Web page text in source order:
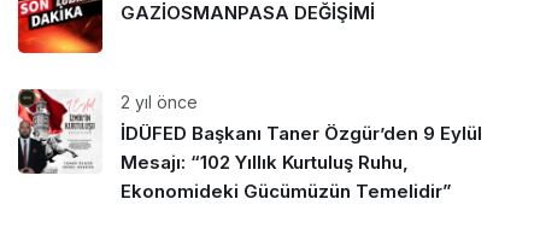
GAZİOSMANPASA DEĞİŞİMİ
2 yıl önce
İDÜFED Başkanı Taner Özgür’den 9 Eylül
Mesajı: “102 Yıllık Kurtuluş Ruhu,
Ekonomideki Gücümüzün Temelidir”